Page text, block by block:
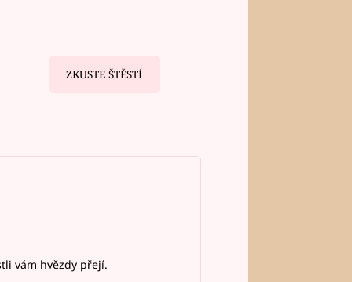
ZKUSTE ŠTĚSTÍ
vám hvězdy přejí.